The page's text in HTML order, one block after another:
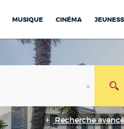
MUSIQUE CINÉMA
Recherche